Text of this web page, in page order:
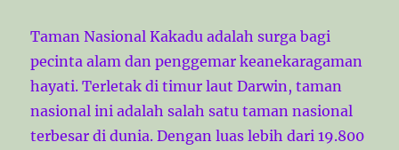
Taman Nasional Kakadu adalah surga bagi
pecinta alam dan penggemar keanekaragaman
hayati. Terletak di timur laut Darwin, taman
nasional ini adalah salah satu taman nasional
terbesar di dunia. Dengan luas lebih dari 19.800